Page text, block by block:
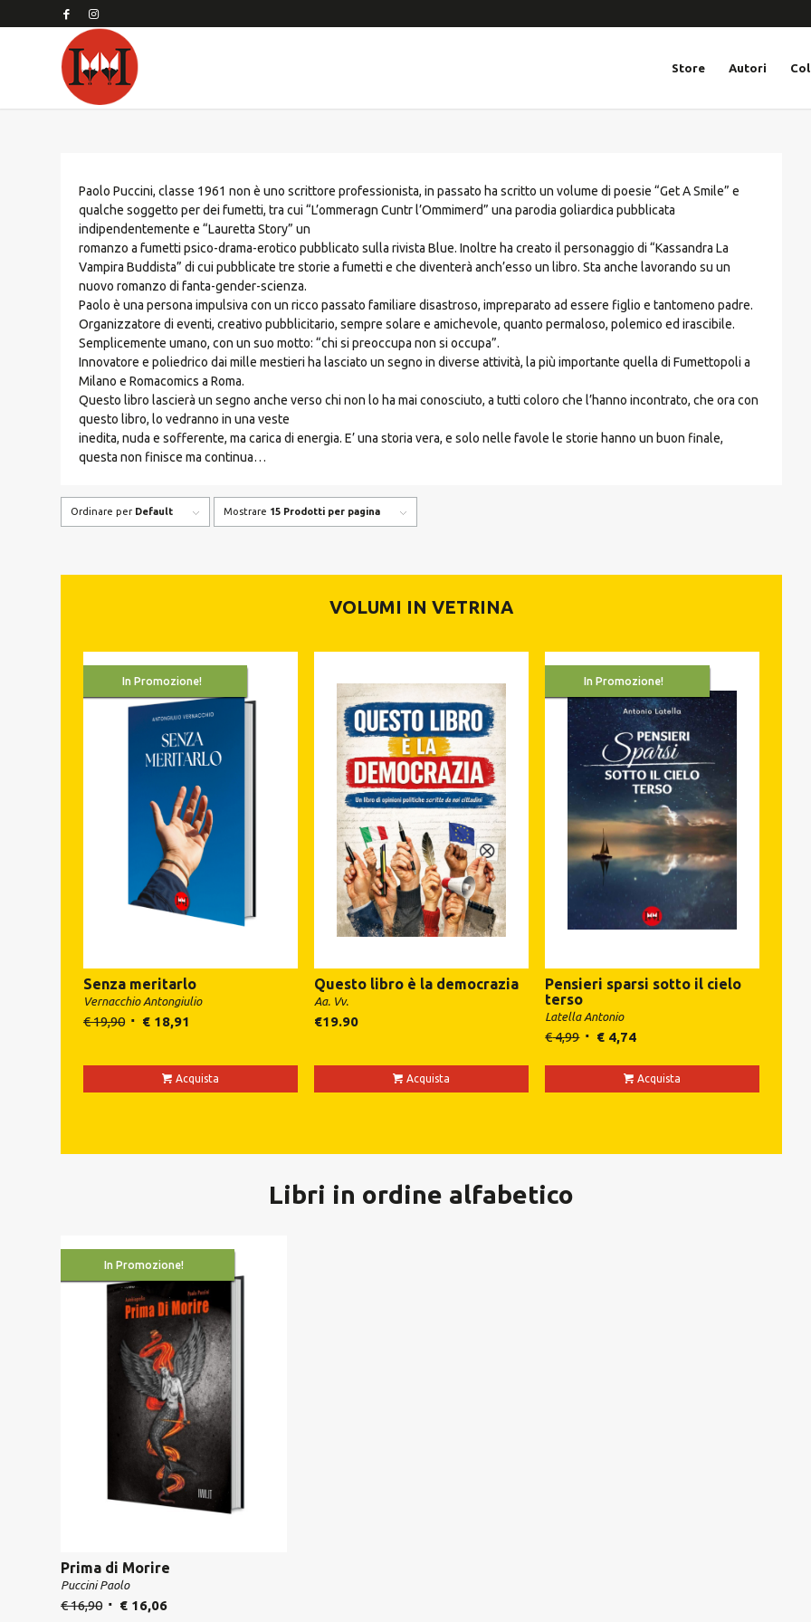
Store Autori
Paolo Puccini, classe 1961 non è uno scrittore professionista, in passato ha scritto un volume di poesie “Get A Smile” e
qualche soggetto per dei fumetti, tra cui “L’ommeragn Cuntr l’Ommimerd” una parodia goliardica pubblicata
indipendentemente e “Lauretta Story” un
romanzo a fumetti psico-drama-erotico pubblicato sulla rivista Blue. Inoltre ha creato il personaggio di “Kassandra La
Vampira Buddista” di cui pubblicate tre storie a fumetti e che diventerà anch’esso un libro. Sta anche lavorando su un
nuovo romanzo di fanta-gender-scienza.
Paolo è una persona impulsiva con un ricco passato familiare disastroso, impreparato ad essere figlio e tantomeno padre.
Organizzatore di eventi, creativo pubblicitario, sempre solare e amichevole, quanto permaloso, polemico ed irascibile.
Semplicemente umano, con un suo motto: “chi si preoccupa non si occupa”.
Innovatore e poliedrico dai mille mestieri ha lasciato un segno in diverse attività, la più importante quella di Fumettopoli a
Milano e Romacomics a Roma.
Questo libro lascierà un segno anche verso chi non lo ha mai conosciuto, a tutti coloro che l’hanno incontrato, che ora con
questo libro, lo vedranno in una veste
inedita, nuda e sofferente, ma carica di energia. E’ una storia vera, e solo nelle favole le storie hanno un buon finale,
questa non finisce ma continua…
Ordinare per Default Mostrare 15 Prodotti per pagina
VOLUMI IN VETRINA
In Promozione!
Senza meritarlo
Vernacchio Antongiulio
€19,90 € 18,91
Acquista
Questo libro è la democrazia
Aa. Vv.
€19.90
Acquista
In Promozione!
Pensieri sparsi sotto il cielo
terso
Latella Antonio
€4,99 € 4,74
Acquista
Libri in ordine alfabetico
In Promozione!
Prima di Morire
Puccini Paolo
€16,90 € 16,06